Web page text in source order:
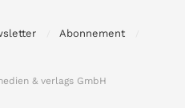
Abonnement
& verlags GmbH